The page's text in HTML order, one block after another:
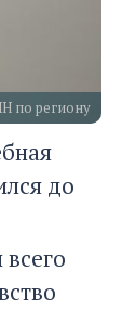
по региону
до